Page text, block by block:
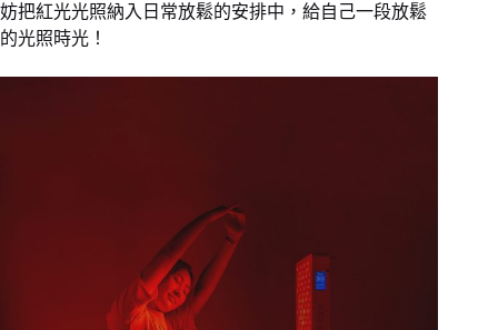
妨把紅光光照納入日常放鬆的安排中，給自己一段放鬆
的光照時光！